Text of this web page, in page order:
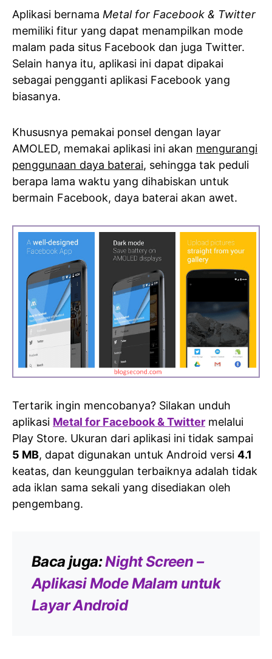
Aplikasi bernama Metal for Facebook & Twitter
memiliki fitur yang dapat menampilkan mode
malam pada situs Facebook dan juga Twitter.
Selain hanya itu, aplikasi ini dapat dipakai
sebagai pengganti aplikasi Facebook yang
biasanya.
Khususnya pemakai ponsel dengan layar
AMOLED, memakai aplikasi ini akan mengurangi
penggunaan daya baterai, sehingga tak peduli
berapa lama waktu yang dihabiskan untuk
bermain Facebook, daya baterai akan awet.
Tertarik ingin mencobanya? Silakan unduh
aplikasi Metal for Facebook & Twitter melalui
Play Store. Ukuran dari aplikasi ini tidak sampai
5 MB, dapat digunakan untuk Android versi 4.1
keatas, dan keunggulan terbaiknya adalah tidak
ada iklan sama sekali yang disediakan oleh
pengembang.
Baca juga:Night Screen –
Aplikasi Mode Malam untuk
Layar Android